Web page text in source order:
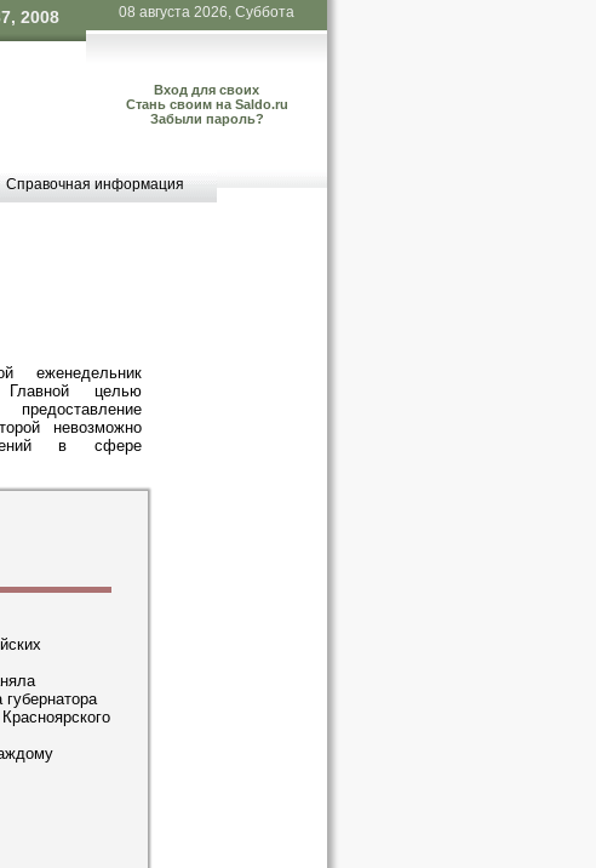
2008 08 августа 2026, Суббота
Вход для своих
Стань своим на Saldo.ru
Забыли пароль?
Справочная информация
еженедельник
Главной целью
невозможно
в сфере